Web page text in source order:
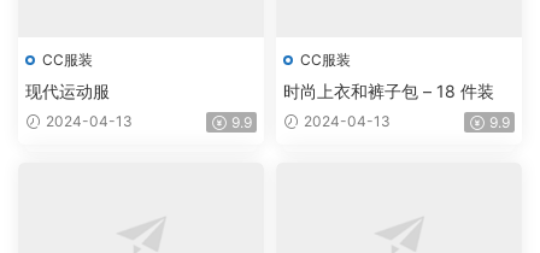
CC服装
现代运动服
2024-04-13 9.9
CC服装
时尚上衣和裤子包 – 18 件装
2024-04-13 9.9